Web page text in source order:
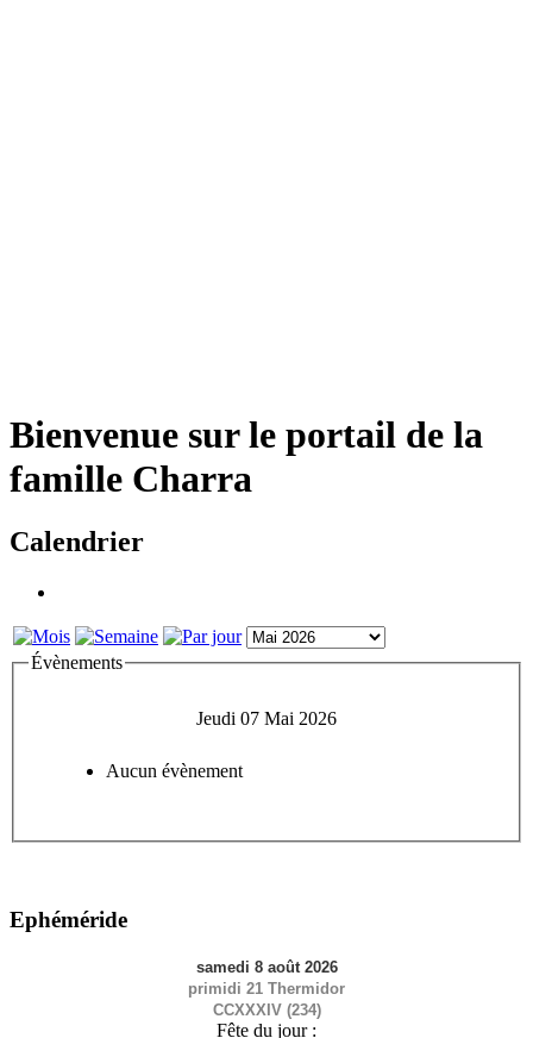
Bienvenue sur le portail de la
famille Charra
Calendrier
Évènements
Jeudi 07 Mai 2026
Aucun évènement
Ephéméride
samedi 8 août 2026
primidi 21 Thermidor
CCXXXIV (234)
Fête du jour :